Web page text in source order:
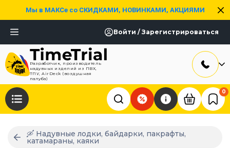
Мы в МАКСе со СКИДКАМИ, НОВИНКАМИ, АКЦИЯМИ
Войти / Зарегистрироваться
Разработчик, производитель
надувных изделий из ПВХ,
ТПУ, AirDeck (воздушная
палуба)
0
🛶 Надувные лодки, байдарки, пакрафты,
катамараны, каяки